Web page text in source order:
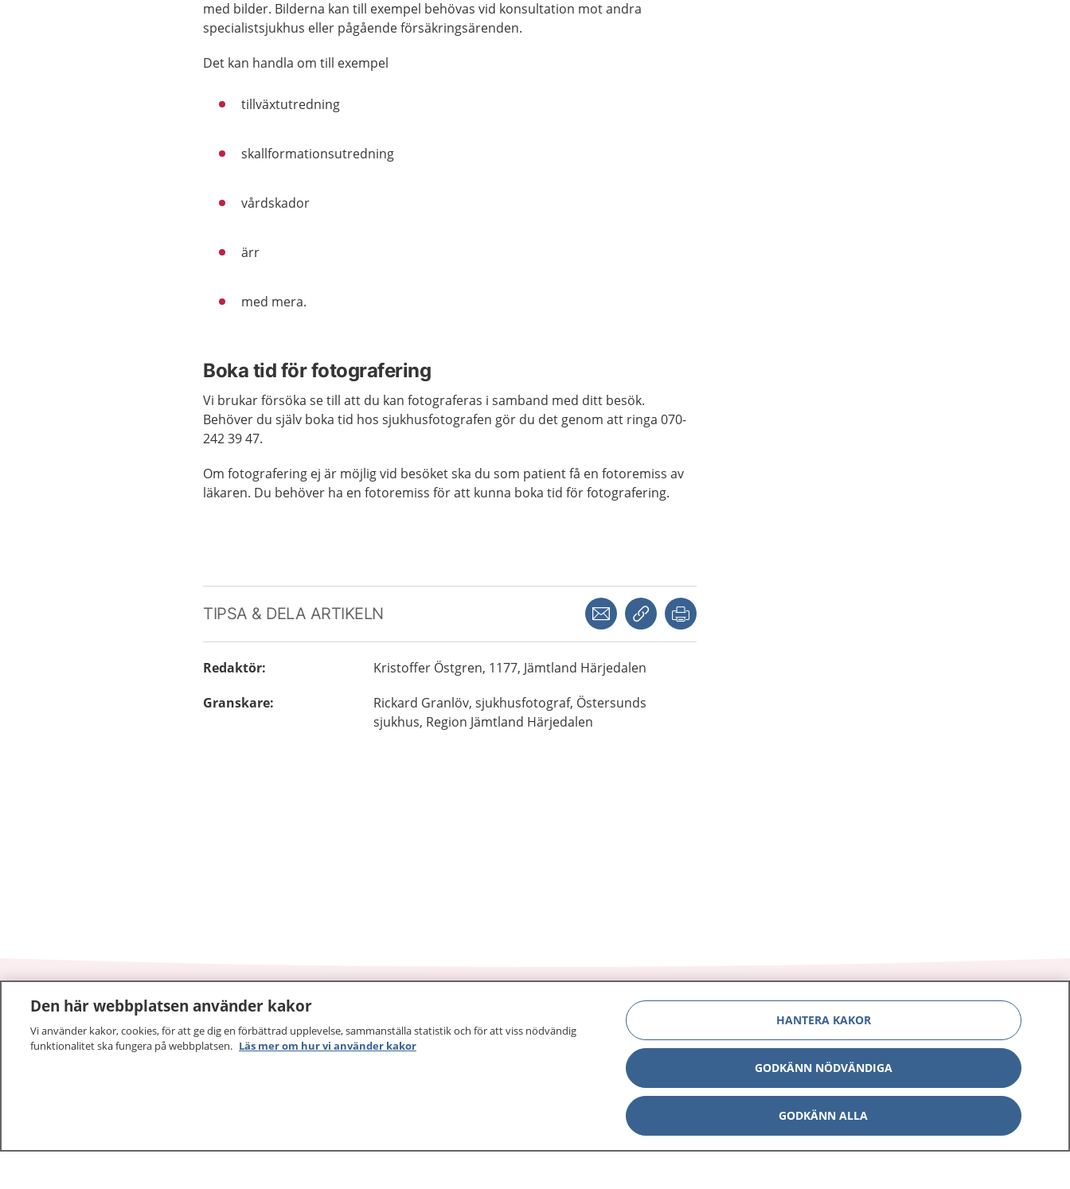
med bilder. Bilderna kan till exempel behövas vid konsultation mot andra
specialistsjukhus eller pågående försäkringsärenden.
Det kan handla om till exempel
tillväxtutredning
skallformationsutredning
vårdskador
ärr
med mera.
Boka tid för fotografering
Vi brukar försöka se till att du kan fotograferas i samband med ditt besök.
Behöver du själv boka tid hos sjukhusfotografen gör du det genom att ringa 070-
242 39 47.
Om fotografering ej är möjlig vid besöket ska du som patient få en fotoremiss av
läkaren. Du behöver ha en fotoremiss för att kunna boka tid för fotografering.
TIPSA & DELA ARTIKELN Dela via mejlKopiera länk
Redaktör: Kristoffer Östgren, 1177, Jämtland Härjedalen
Granskare: Rickard Granlöv, sjukhusfotograf, Östersunds
sjukhus, Region Jämtland Härjedalen
1177 –tryggt om din hälsa och vård
Other languages
Lättläst svenska
Om 1177
E-tjänster
Press
Digital tillgänglighet
Den här webbplatsen använder kakor
Vi använder kakor, cookies, för att ge dig en förbättrad upplevelse, sammanställa statistik och för att viss nödvändig
funktionalitet ska fungera på webbplatsen. Läs mer om hur vi använder kakor
HANTERA KAKOR
GODKÄNN NÖDVÄNDIGA
GODKÄNN ALLA